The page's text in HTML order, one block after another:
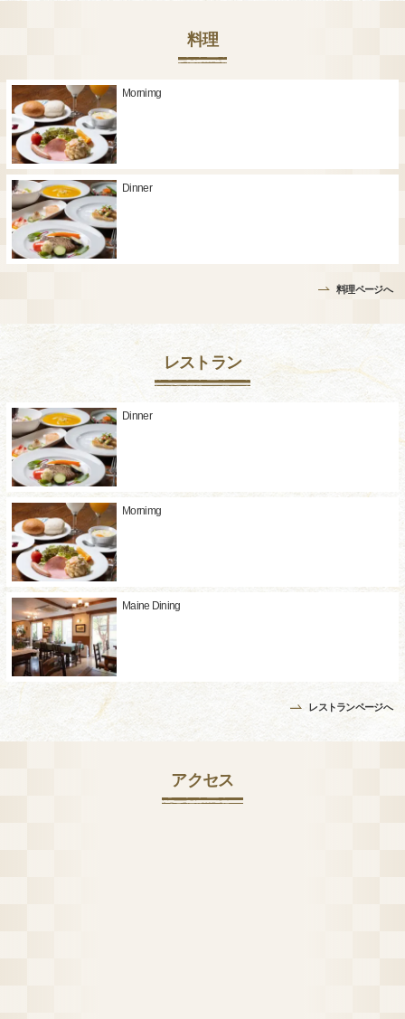
料理
Mornimg
Dinner
料理ページへ
レストラン
Dinner
Mornimg
Maine Dining
レストランページへ
アクセス